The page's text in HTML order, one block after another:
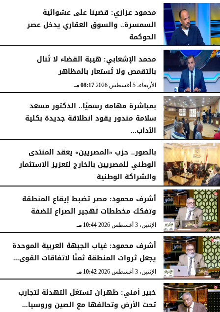
محمود عزازي: قضينا على عشوائية
السمسرة.. والسوق العقاري يدخل عصر
الحوكمة
الأربعاء، 5 أغسطس 2026
محمد الإشعابي: هيبة القضاء لا تُنال
بالتقمص ولا تُستعار بالمظاهر
الأربعاء، 5 أغسطس 2026 08:17 مـ
بمباشرة مهامه رسميًا.. الدكتور مسعد
سلامة مندور يقود انطلاقة جديدة بكلية
الآداب...
الأربعاء، 5 أغسطس 2026
بالصور.. حزب «المصريين» يعقد المنتدى
الوطني للمصريين بالخارج لتعزيز الاستثمار
والشراكة الوطنية
الثلاثاء، 4 أغسطس 2026
أشرف محمود: مصر تضبط إيقاع المنطقة
وتفكك مخططات تهجير الصراع للضفة
الإثنين، 3 أغسطس 2026 10:44 مـ
أشرف محمود: غياب الجبهة العربية الموحدة
يجعل ثروات المنطقة ثمنًا لاتفاقات القوى...
الإثنين، 3 أغسطس 2026 10:42 مـ
خبير أمني: طهران تستغل التهدئة لتجارب
تحت الأرض وتحالفها مع الصين وروسيا...